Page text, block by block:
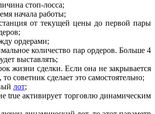
стоп-лосса;
начала работы;
от текущей цены до первой пары
ордерами;
количество пар ордеров. Больше 4
выставлять;
жизни сделки. Если она не закрывается
советник сделает это самостоятельно;
лот;
true активирует торговлю динамическим